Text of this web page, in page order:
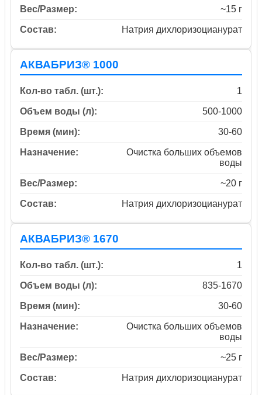
Вес/Размер: ~15 г
Состав: Натрия дихлоризоцианурат
АКВАБРИЗ® 1000
Кол-во табл. (шт.): 1
Объем воды (л): 500-1000
Время (мин): 30-60
Назначение:
Очистка больших объемов
воды
Вес/Размер: ~20 г
Состав: Натрия дихлоризоцианурат
АКВАБРИЗ® 1670
Кол-во табл. (шт.): 1
Объем воды (л): 835-1670
Время (мин): 30-60
Назначение:
Очистка больших объемов
воды
Вес/Размер: ~25 г
Состав: Натрия дихлоризоцианурат